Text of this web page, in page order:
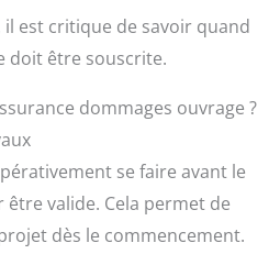
il est critique de savoir quand
doit être souscrite.
dommages ouvrage ?
se faire avant le
valide. Cela permet de
dès le commencement.